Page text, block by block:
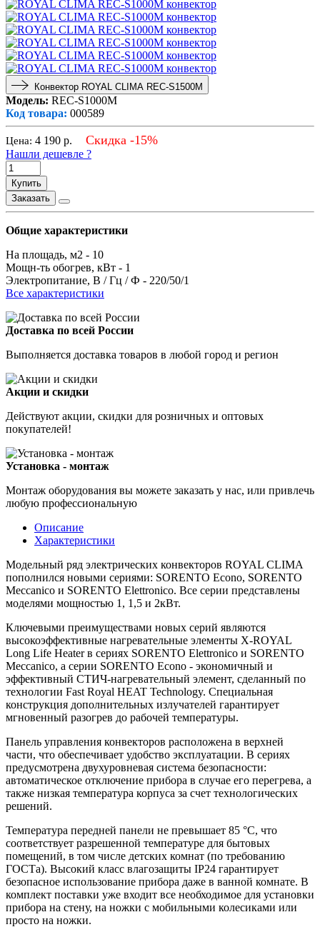
Конвектор ROYAL CLIMA REC-S1500M
Модель: REC-S1000M
Код товара: 000589
Цена: 4 190 р. Скидка -15%
Нашли дешевле ?
Купить
Заказать
Общие характеристики
На площадь, м2 - 10
Мощн-ть обогрев, кВт - 1
Электропитание, В / Гц / Ф - 220/50/1
Все характеристики
Доставка по всей России
Выполняется доставка товаров в любой город и регион
Акции и скидки
Действуют акции, скидки для розничных и оптовых
покупателей!
Установка - монтаж
Монтаж оборудования вы можете заказать у нас, или привлечь
любую профессиональную
Описание
Характеристики
Модельный ряд электрических конвекторов ROYAL CLIMA
пополнился новыми сериями: SORENTO Econo, SORENTO
Meccanico и SORENTO Elettronico. Все серии представлены
моделями мощностью 1, 1,5 и 2кВт.
Ключевыми преимуществами новых серий являются
высокоэффективные нагревательные элементы X-ROYAL
Long Life Heater в сериях SORENTO Elettronico и SORENTO
Meccanico, а серии SORENTO Econo - экономичный и
эффективный СТИЧ-нагревательный элемент, сделанный по
технологии Fast Royal HEAT Technology. Специальная
конструкция дополнительных излучателей гарантирует
мгновенный разогрев до рабочей температуры.
Панель управления конвекторов расположена в верхней
части, что обеспечивает удобство эксплуатации. В сериях
предусмотрена двухуровневая система безопасности:
автоматическое отключение прибора в случае его перегрева, а
также низкая температура корпуса за счет технологических
решений.
Температура передней панели не превышает 85 °C, что
соответствует разрешенной температуре для бытовых
помещений, в том числе детских комнат (по требованию
ГОСТа). Высокий класс влагозащиты IP24 гарантирует
безопасное использование прибора даже в ванной комнате. В
комплект поставки уже входит все необходимое для установки
прибора на стену, на ножки с мобильными колесиками или
просто на ножки.